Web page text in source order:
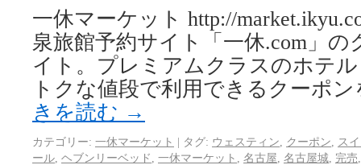
一休マーケット http://
泉旅館予約サイト「一休.com」の
イト。プレミアムクラスのホテ
トクな値段で利用できるクーポ
きを読む →
カテゴリー: 一休マーケット | タグ: ウェスティン クーポン
ス
ール ヘブンリーベッド 一休マーケット 名古屋 名古屋城 完売